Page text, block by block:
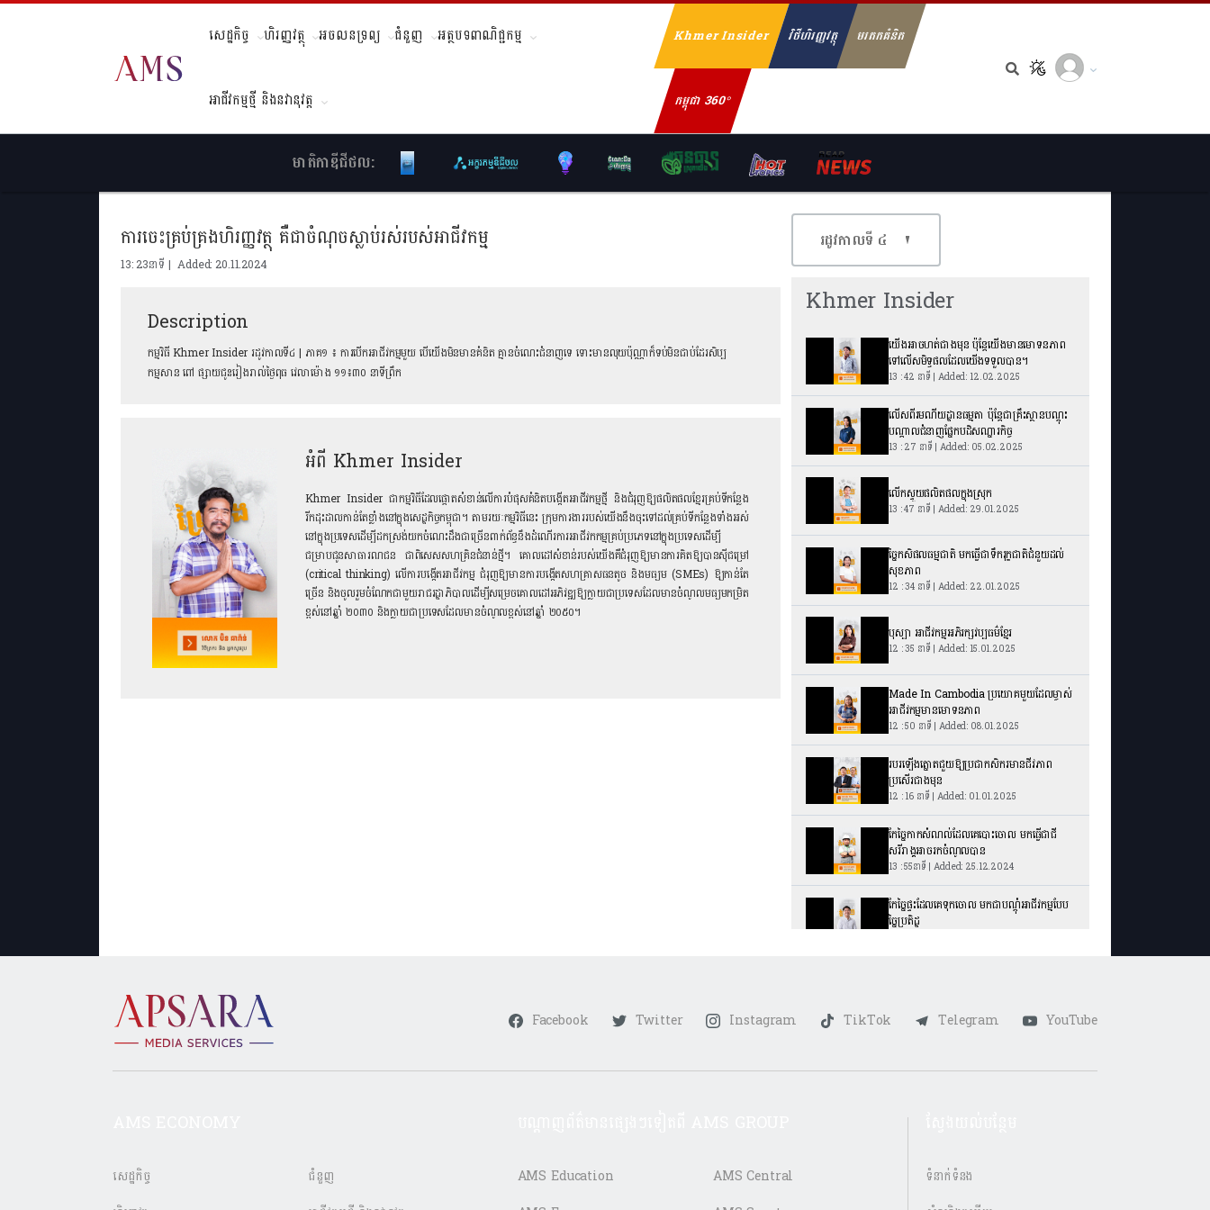
សេដ្ឋកិច្ច ហិរញ្ញវត្ថុ អចលនទ្រព្យ ជំនួញ អត្ថបទពាណិជ្ជកម្ម
អាជីវកម្មថ្មី និងនវានុវត្ត
Khmer Insider វិថីហិរញ្ញវត្ថុ មរតកគំនិត
កម្ពុជា 360°
មាតិកាឌីជីថល:
ការចេះគ្រប់គ្រងហិរញ្ញវត្ថុ​ គឺជាចំណុចស្លាប់រស់របស់អាជីវកម្ម
13: 23នាទី | Added: 20.11.2024
Description
កម្មវិធី Khmer Insider រដូវកាលទី៤ | ភាគ១ ៖ ការបើកអាជីវកម្មមួយ បើយើងមិនមានគំនិត គ្មានចំណេះជំនាញទេ ទោះមានលុយប៉ុណ្ណាក៏ទប់មិនជាប់ដែរសិប្ប
កម្មសាន ពៅ ផ្សាយជូនរៀងរាល់ថ្ងៃពុធ វេលាម៉ោង ១១៖៣០ នាទីព្រឹក
អំពី Khmer Insider
Khmer Insider ជាកម្មវិធីដែលផ្តោតសំខាន់លើការបំផុសគំនិតបង្កើតអាជីវកម្មថ្មី និងជំរុញឱ្យផលិតផលខ្មែរគ្រប់ទីកន្លែង​
រីកដុះដាលកាន់តែខ្លាំងនៅក្នុងសេដ្ឋកិច្ចកម្ពុជា។ តាមរយៈកម្មវិធីនេះ ក្រុមការងាររបស់យើងនឹងចុះទៅដល់គ្រប់ទីកន្លែងទាំងអស់
នៅក្នុងប្រទេសដើម្បីដកស្រង់យក​ចំណេះដឹងជាច្រើនពាក់ព័ន្ធនឹងដំណើរការអាជីវកកម្មគ្រប់ប្រភេទនៅក្នុងប្រទេសដើម្បី
ជម្រាបជូនសាធារណជន ជាពិសេស​សហគ្រិនជំនាន់ថ្មី។ គោលដៅសំខាន់របស់យើងគឺជំរុញឱ្យ​មានការគិតឱ្យបានស៊ីជម្រៅ
(critical thinking) លើការបង្កើតអាជីវកម្ម ជំរុញឱ្យមានការបង្កើតសហគ្រាសធនតូច និងមធ្យម (SMEs) ឱ្យកាន់តែ
ច្រើន និងចូលរួមចំណែកជាមួយរាជរដ្ឋាភិបាលដើម្បីសម្រេចគោលដៅអភិវឌ្ឍ​ឱ្យក្លាយជាប្រទេសដែលមានចំណូលមធ្យមកម្រិត
ខ្ពស់នៅឆ្នាំ ២០៣០​ និងក្លាយជាប្រទេសដែលមានចំណូលខ្ពស់នៅឆ្នាំ ២០៥០។
រដូវកាលទី​ ៤
Khmer Insider
យើងអាចហត់ជាងមុន ប៉ុន្តែយើងមានមោទនភាព
ទៅលើសមិទ្ធផលដែលយើងទទួលបាន។
13 : 42 នាទី | Added: 12.02.2025
លើសពីរមណីយដ្ឋានធម្មតា ប៉ុន្តែជាគ្រឹះស្ថានបណ្តុះ
បណ្តាលជំនាញផ្នែកបដិសណ្នារកិច្ច
13 : 27 នាទី | Added: 05.02.2025
លើកស្ទួយផលិតផលក្នុងស្រុក
13 : 47 នាទី | Added: 29.01.2025
ច្នៃកសិផលធម្មជាតិ មកធ្វើជាទឹករុក្ខជាតិជំនួយដល់
សុខភាព
12 : 34 នាទី | Added: 22.01.2025
បុស្បា អាជីវកម្មអភិរក្សវប្បធម៌ខ្មែរ
12 : 35 នាទី | Added: 15.01.2025
Made In Cambodia ប្រយោគមួយដែលម្ចាស់
អាជីវកម្មមានមោទនភាព
12 : 50 នាទី | Added: 08.01.2025
របរឡើងត្នោតជួយឱ្យប្រជាកសិករមានជីវភាព
ប្រសើរជាងមុន
12 : 16 នាទី | Added: 01.01.2025
កែច្នៃកាកសំណល់ដែលគេបោះចោល​ មកធ្វើជាជី
សរីរាង្គអាចរកចំណូលបាន
13 : 55នាទី | Added: 25.12.2024
កែច្នៃផ្ទះដែលគេទុកចោល មកជាបណ្តុំអាជីវកម្មបែប
ច្នៃប្រតិដ្ឋ
10: 47នាទី | Added: 04.12.2024
សរសៃឈូកច្នៃចេញជាសម្លៀកបំពាក់ និងរបស់ប្រើ
ការចេះគ្រប់គ្រងហិរញ្ញវត្ថុ​ គឺជាចំណុចស្លាប់រស់របស់
Facebook Twitter Instagram TikTok Telegram YouTube
សេដ្ឋកិច្ច
ជំនួញ
AMS Education
AMS Central
ទំនាក់ទំនង